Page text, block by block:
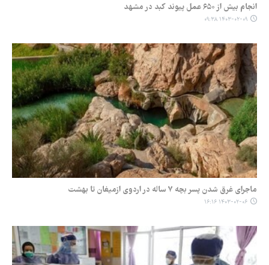
انجام بیش از ۶۵۰ عمل پیوند کبد در مشهد
۱۴۰۳-۰۲-۰۹ ۰۹:۳۸
ماجرای غرق شدن پسر بچه ۷ ساله در اردوی ازمیغان تا بهشت
۱۴۰۳-۰۲-۰۶ ۱۶:۱۶